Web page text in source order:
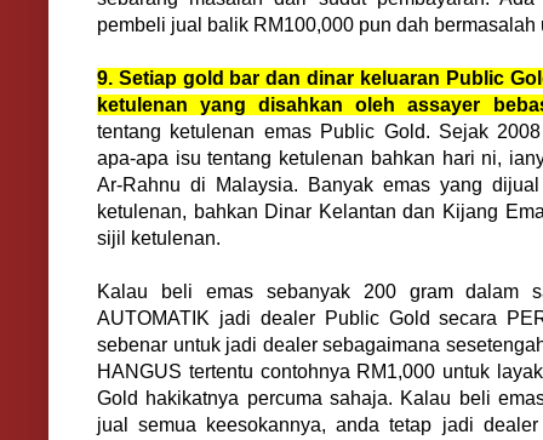
pembeli jual balik RM100,000 pun dah
9. Setiap gold bar dan dinar keluaran Public
ketulenan yang disahkan oleh assayer
tentang ketulenan emas Public Gold. Sejak
apa-apa isu tentang ketulenan bahkan hari ni,
Ar-Rahnu di Malaysia. Banyak emas yang
ketulenan, bahkan Dinar Kelantan dan Kijang
sijil ketulenan.
Kalau beli emas sebanyak 200 gram dalam
AUTOMATIK jadi dealer Public Gold secara
sebenar untuk jadi dealer sebagaimana
HANGUS tertentu contohnya RM1,000 untuk
Gold hakikatnya percuma sahaja. Kalau beli
jual semua keesokannya, anda tetap jadi